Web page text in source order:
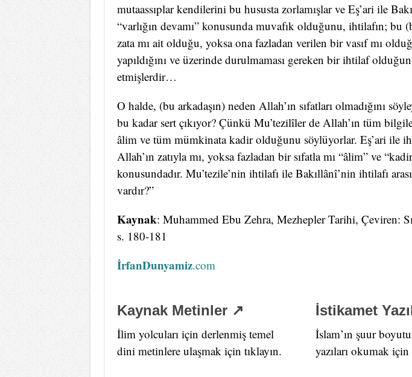
mutaassıplar kendilerini bu hususta zorlamışlar ve Eş’ari ile
“varlığın devamı” konusunda muvafık olduğunu, ihtilafın; bu
zata mı ait olduğu, yoksa ona fazladan verilen bir vasıf mı
yapıldığını ve üzerinde durulmaması gereken bir ihtilaf
etmişlerdir…
O halde, (bu arkadaşın) neden Allah’ın sıfatları olmadığını
bu kadar sert çıkıyor? Çünkü Mu’tezilîler de Allah’ın tüm
âlim ve tüm mümkinata kadir olduğunu söylüyorlar. Eş’ari ile
Allah’ın zatıyla mı, yoksa fazladan bir sıfatla mı “âlim” ve
konusundadır. Mu’tezile’nin ihtilafı ile Bakıllânî’nin ihtilafı
vardır?”
Kaynak: Muhammed Ebu Zehra, Mezhepler Tarihi, Çeviren:
s. 180-181
İrfanDunyamiz.com
Kaynak Metinler ↗
İlim yolcuları için derlenmiş temel
dini metinlere ulaşmak için tıklayın.
İstikamet
İslam’ın şuur
yazıları okumak için